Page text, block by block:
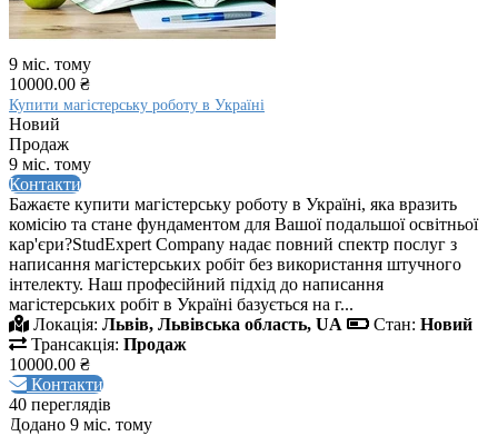
9 міс. тому
10000.00 ₴
Купити магістерську роботу в Україні
Новий
Продаж
9 міс. тому
Контакти
Бажаєте купити магістерську роботу в Україні, яка вразить
комісію та стане фундаментом для Вашої подальшої освітньої
кар'єри?StudExpert Company надає повний спектр послуг з
написання магістерських робіт без використання штучного
інтелекту. Наш професійний підхід до написання
магістерських робіт в Україні базується на г...
Локація: Львів, Львівська область, UA Стан: Новий
Трансакція: Продаж
10000.00 ₴
Контакти
40 переглядів
Додано 9 міс. тому